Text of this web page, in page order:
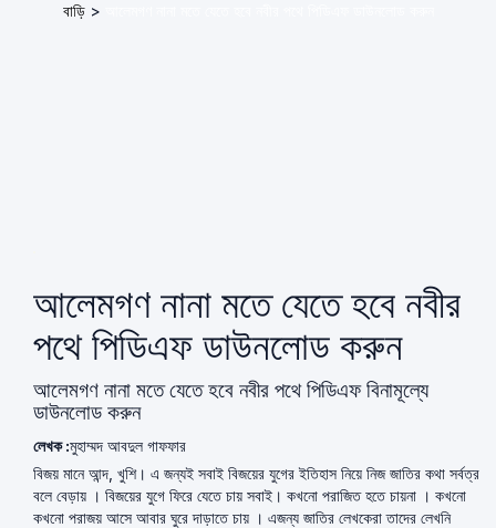
বাড়ি>
আলেমগণ নানা মতে যেতে হবে নবীর
পথে পিডিএফ ডাউনলোড করুন
আলেমগণ নানা মতে যেতে হবে নবীর পথে পিডিএফ বিনামূল্যে
ডাউনলোড করুন
লেখক :মুহাম্মদ আবদুল গাফফার
বিজয় মানে আন্দ, খুশি। এ জন্যই সবাই বিজয়ের যুগের ইতিহাস নিয়ে নিজ জাতির কথা সর্বত্র
বলে বেড়ায় । বিজয়ের যুগে ফিরে যেতে চায় সবাই। কখনো পরাজিত হতে চায়না । কখনো
কখনো পরাজয় আসে আবার ঘুরে দাড়াতে চায় । এজন্য জাতির লেখকেরা তাদের লেখনি